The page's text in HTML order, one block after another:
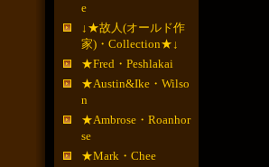
e
↓★故人(オールド作
家)・Collection★↓
★Fred・Peshlakai
★Austin&Ike・Wilso
n
★Ambrose・Roanhor
se
★Mark・Chee